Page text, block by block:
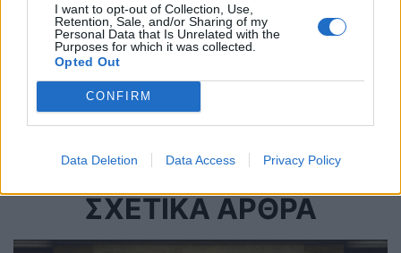
I want to opt-out of Collection, Use,
Retention, Sale, and/or Sharing of my
Personal Data that Is Unrelated with the
Purposes for which it was collected.
Opted Out
CONFIRM
Data Deletion Data Access Privacy Policy
Στ. Παπασταύρου: Η τυφλή και ωμή
βία δεν οδηγεί πουθενά, δεν
τρομοκρατεί τη δημοκρατία, ούτε τη
01 Ιουλίου 2026
ΣΧΕΤΙΚΑ ΑΡΘΡΑ